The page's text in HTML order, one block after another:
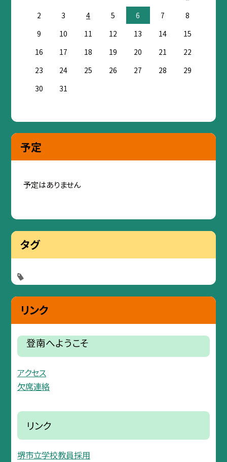
2
3 4 5 6 7
8
9
10 11 12 13 14
15
16
17 18 19 20 21
22
23
24 25 26 27 28
29
30
31
予定
予定はありません
タグ
リンク
登南へようこそ
アクセス
欠席連絡
リンク
堺市立学校教員採用